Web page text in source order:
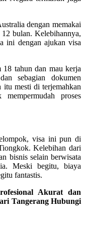
dengan memakai
bulan. Kelebihannya,
ini dengan ajukan visa
tahun dan mau kerja
sebagian dokumen
itu mesti di terjemahkan
proses
visa ini pun di
Kelebihan dari
bisnis selain berwisata
Meski begitu, biaya
fantastis.
Akurat dan
Tangerang Hubungi